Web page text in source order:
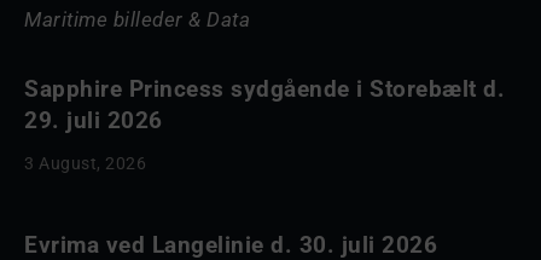
Maritime billeder & Data
Sapphire Princess sydgående i Storebælt d.
29. juli 2026
3 August, 2026
Evrima ved Langelinie d. 30. juli 2026